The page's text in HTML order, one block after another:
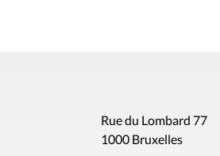
Rue du Lombard 77
1000 Bruxelles